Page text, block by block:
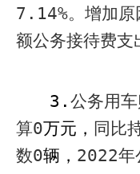
7.14%。增加
额公务接待费支
3.公务用
算0万元， 同比
数0辆， 2022年